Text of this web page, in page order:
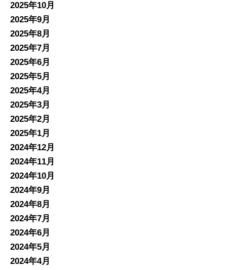
2025年10月
2025年9月
2025年8月
2025年7月
2025年6月
2025年5月
2025年4月
2025年3月
2025年2月
2025年1月
2024年12月
2024年11月
2024年10月
2024年9月
2024年8月
2024年7月
2024年6月
2024年5月
2024年4月